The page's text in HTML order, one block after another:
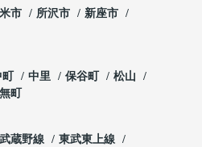
市 所沢市
新座市
中里 保谷町
松山
町
武蔵野線
東武東上線